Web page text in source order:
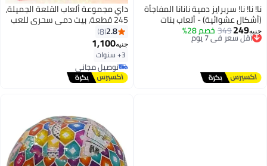
نا! نا! نا! سربرايز دمية نانانا المفاجأة
(أشكال عشوائية) - ألعاب بنات
ناعمة مع إكسسوارات عصرية
جنيه249
349 خصم 28%أقل سعر في 7 يوم
توصيل مجاني
داي مجموعة ألعاب القلعة الجميلة،
245 قطعة، بيت دمى سحري للعب
التظاهري، 4 طوابق، 11 غرفة،
فما فوق.
2.8
8
جنيه1,100
3+ سنوات
توصيل مجاني
توصيل مجاني